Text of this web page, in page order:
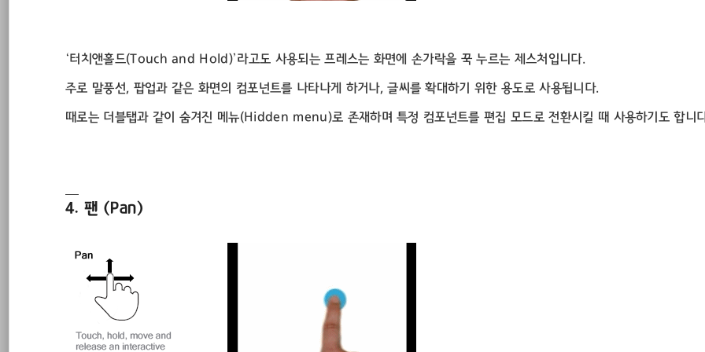
‘터치앤홀드(Touch and Hold)’라고도 사용되는 프레스는 화면에 손가락을 꾹 누르는 제스처입니다.
주로 말풍선, 팝업과 같은 화면의 컴포넌트를 나타나게 하거나, 글씨를 확대하기 위한 용도로 사용됩니다.
때로는 더블탭과 같이 숨겨진 메뉴(Hidden menu)로 존재하며 특정 컴포넌트를 편집 모드로 전환시킬 때 사용하기도 합니
4. 팬 (Pan)